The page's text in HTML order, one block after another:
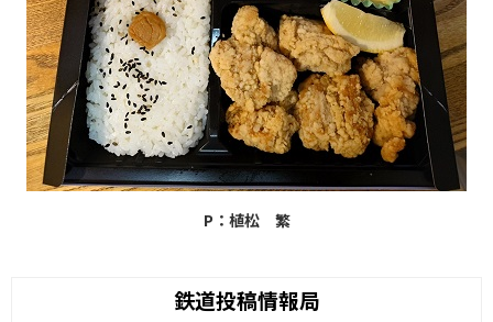
P：植松 繁
鉄道投稿情報局